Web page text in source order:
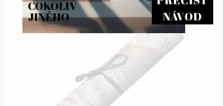
NÁVOD
COKOLIV
JINÉHO